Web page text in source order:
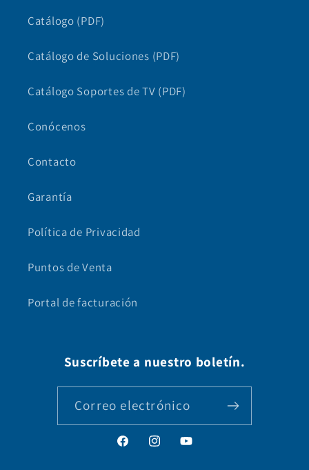
Catálogo (PDF)
Catálogo de Soluciones (PDF)
Catálogo Soportes de TV (PDF)
Conócenos
Contacto
Garantía
Política de Privacidad
Puntos de Venta
Portal de facturación
Suscríbete a nuestro boletín.
Correo electrónico
FacebookInstagramYouTube